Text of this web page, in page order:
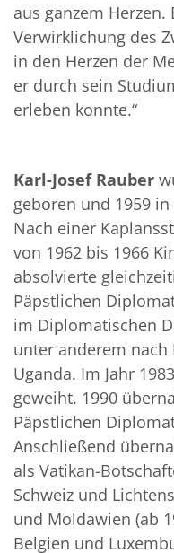
aus ganzem
Verwirklichung des
in den Herzen der
er durch sein
erleben konnte.“
Karl-Josef Rauber
geboren und 1959
Nach einer
von 1962 bis 1966
absolvierte
Päpstlichen
im Diplomatischen
unter anderem nach
Uganda. Im Jahr
geweiht. 1990
Päpstlichen
Anschließend
als Vatikan-
Schweiz und
und Moldawien (ab
Belgien und